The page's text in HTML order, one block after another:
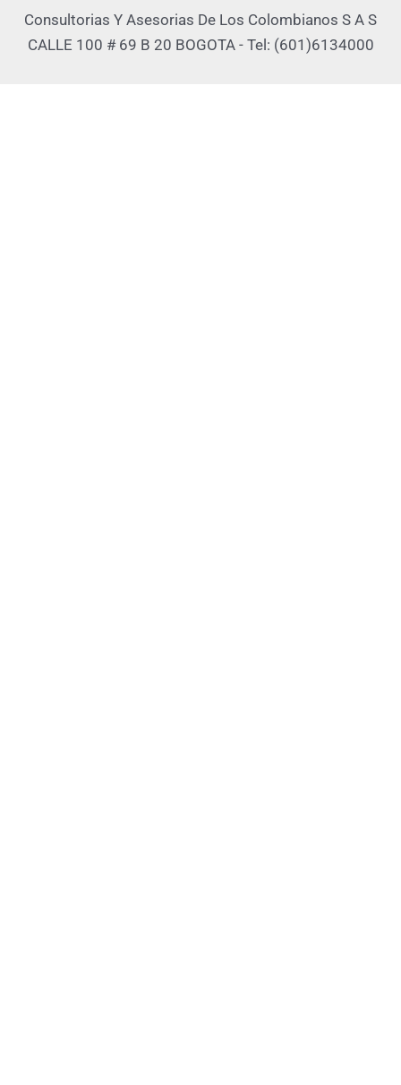
Consultorias Y Asesorias De Los Colombianos S A S
CALLE 100 # 69 B 20 BOGOTA - Tel: (601)6134000